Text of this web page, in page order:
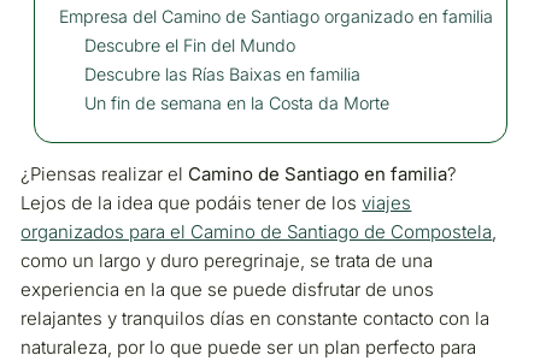
Empresa del Camino de Santiago organizado en familia
Descubre el Fin del Mundo
Descubre las Rías Baixas en familia
Un fin de semana en la Costa da Morte
¿Piensas realizar el Camino de Santiago en familia?
Lejos de la idea que podáis tener de losviajes
organizados para el Camino de Santiago de Compostela,
como un largo y duro peregrinaje, se trata de una
experiencia en la que se puede disfrutar de unos
relajantes y tranquilos días en constante contacto con la
naturaleza, por lo que puede ser un plan perfecto para